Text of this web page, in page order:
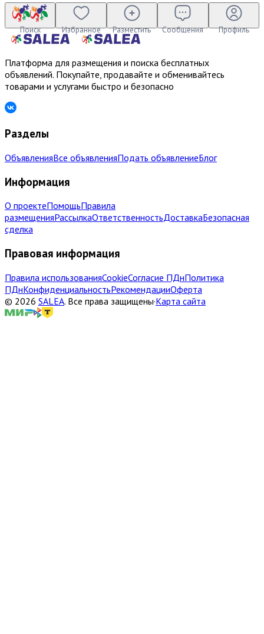
Поиск Избранное Разместить Сообщения Профиль
Платформа для размещения и поиска бесплатных
объявлений. Покупайте, продавайте и обменивайтесь
товарами и услугами быстро и безопасно
Разделы
ОбъявленияВсе объявленияПодать объявлениеБлог
Информация
О проектеПомощьПравила
размещенияРассылкаОтветственностьДоставкаБезопасная
сделка
Правовая информация
Правила использованияCookieСогласие ПДнПолитика
ПДнКонфиденциальностьРекомендацииОферта
© 2026 SALEA. Все права защищены·Карта сайта